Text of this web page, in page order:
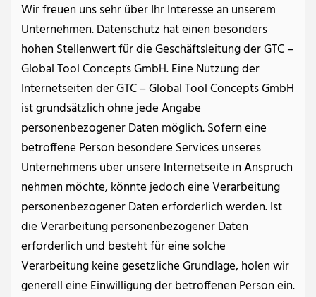
Wir freuen uns sehr über Ihr Interesse an unserem
Unternehmen. Datenschutz hat einen besonders
hohen Stellenwert für die Geschäftsleitung der GTC –
Global Tool Concepts GmbH. Eine Nutzung der
Internetseiten der GTC – Global Tool Concepts GmbH
ist grundsätzlich ohne jede Angabe
personenbezogener Daten möglich. Sofern eine
betroffene Person besondere Services unseres
Unternehmens über unsere Internetseite in Anspruch
nehmen möchte, könnte jedoch eine Verarbeitung
personenbezogener Daten erforderlich werden. Ist
die Verarbeitung personenbezogener Daten
erforderlich und besteht für eine solche
Verarbeitung keine gesetzliche Grundlage, holen wir
generell eine Einwilligung der betroffenen Person ein.